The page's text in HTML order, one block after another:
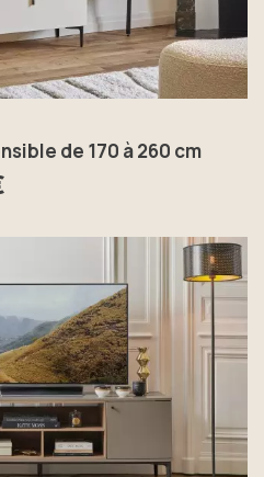
de 170 à 260 cm